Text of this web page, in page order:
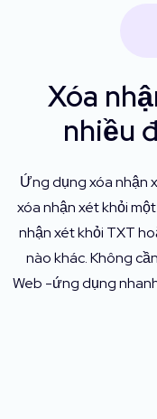
Xóa
nhiều
Ứng dụng xóa nhận
xóa nhận xét khỏi
nhận xét khỏi TXT
nào khác. Không
Web -ứng dụng